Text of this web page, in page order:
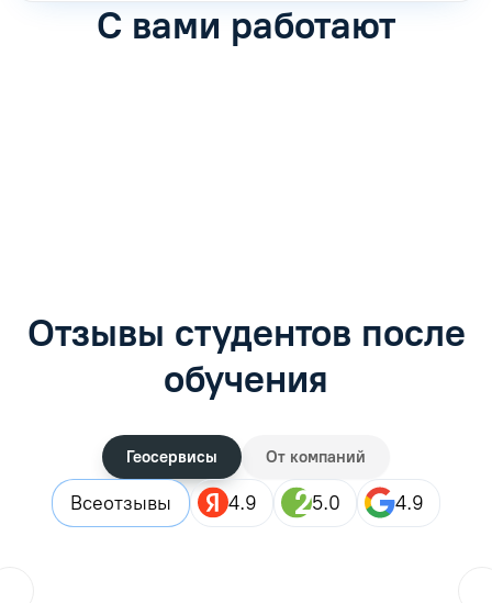
С вами работают
Отзывы студентов после
обучения
Геосервисы От компаний
Всеотзывы 4.9 5.0 4.9